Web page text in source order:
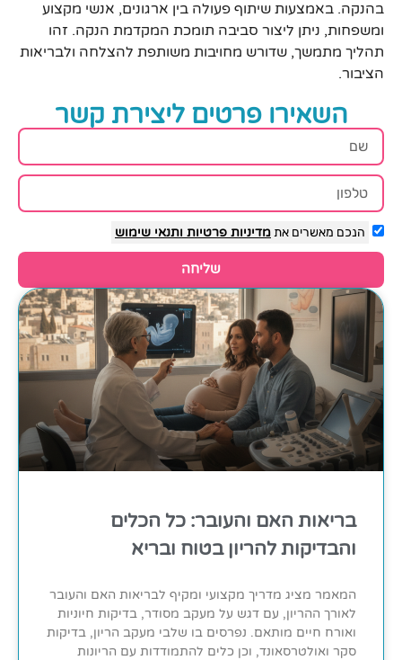
בהנקה. באמצעות שיתוף פעולה בין ארגונים, אנשי מקצוע
ומשפחות, ניתן ליצור סביבה תומכת המקדמת הנקה. זהו
תהליך מתמשך, שדורש מחויבות משותפת להצלחה ולבריאות
הציבור.
השאירו פרטים ליצירת קשר
הנכם מאשרים אתמדיניות פרטיות ותנאי שימוש
שליחה
בריאות האם והעובר: כל הכלים
והבדיקות להריון בטוח ובריא
המאמר מציג מדריך מקצועי ומקיף לבריאות האם והעובר
לאורך ההריון, עם דגש על מעקב מסודר, בדיקות חיוניות
ואורח חיים מותאם. נפרסים בו שלבי מעקב הריון, בדיקות
סקר ואולטרסאונד, וכן כלים להתמודדות עם הריונות